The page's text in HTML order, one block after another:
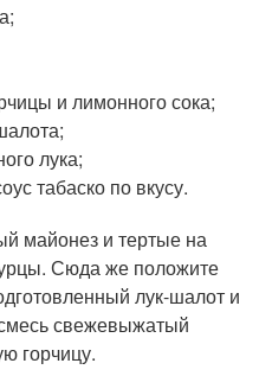
и лимонного сока;
лука;
табаско по вкусу.
майонез и тертые на
Сюда же положите
лук-шалот и
свежевыжатый
горчицу.